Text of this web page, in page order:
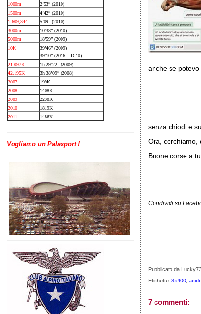
1000m
2’53” (2010)
1500m
4’42” (2010)
1.609,344
5’09” (2010)
3000m
10’38” (2010)
5000m
18’59” (2009)
10K
39’46” (2009)
39’10” (2016 – Dj10)
21.097K
1h 29’22” (2009)
42.195K
3h 38’09” (2008)
2007
199K
2008
1408K
2009
2230K
2010
1819K
2011
1486K
Vogliamo un Palasport !
anche se
senza chiodi e
Ora, cerchiamo,
Buone corse a
Condividi su
Pubblicato da
Etichette:3x400 ,
7 commenti: